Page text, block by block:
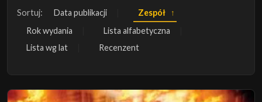
Sortuj: Data publikacji
Zespół
Rok wydania
Lista alfabetyczna
Lista wg lat
Recenzent